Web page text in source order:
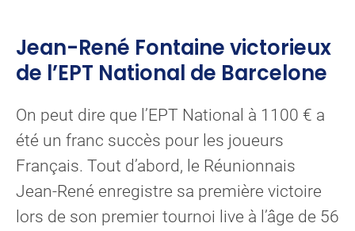
Jean-René Fontaine victorieux
de l’EPT National de Barcelone
On peut dire que l’EPT National à 1100 € a
été un franc succès pour les joueurs
Français. Tout d’abord, le Réunionnais
Jean-René enregistre sa première victoire
lors de son premier tournoi live à l’âge de 56